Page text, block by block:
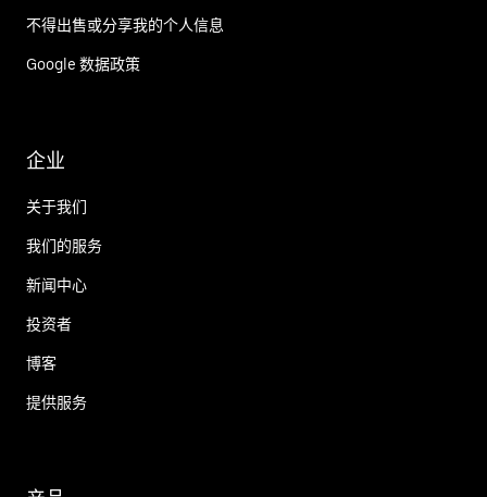
不得出售或分享我的个人信息
Google 数据政策
企业
关于我们
我们的服务
新闻中心
投资者
博客
提供服务